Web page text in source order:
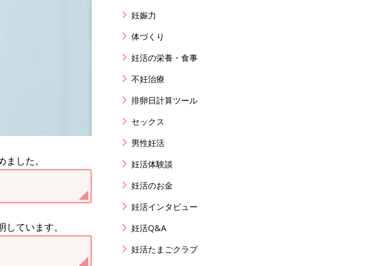
した。
ています。
妊娠力
体づくり
妊活の栄養・食事
不妊治療
排卵日計算ツール
セックス
男性妊活
妊活体験談
妊活のお金
妊活インタビュー
妊活Q&A
妊活たまごクラブ